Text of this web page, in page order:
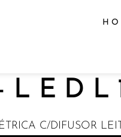
C/DIFUSOR